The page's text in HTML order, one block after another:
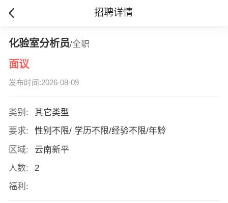
招聘详情
化验室分析员/全职
面议
发布时间:2026-08-09
类别:
其它类型
要求:
性别不限/ 学历不限/经验不限/年龄
区域:
云南新平
人数:
2
福利: